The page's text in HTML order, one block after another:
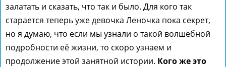
залатать и сказать, что так и было. Для кого так
старается теперь уже девочка Леночка пока секрет,
но я думаю, что если мы узнали о такой волшебной
подробности её жизни, то скоро узнаем и
продолжение этой занятной истории. Кого же это